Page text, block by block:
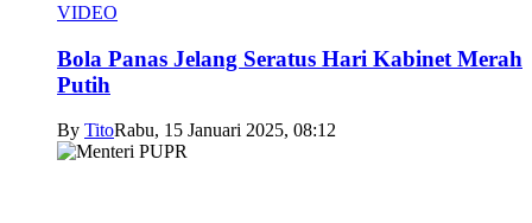
VIDEO
Bola Panas Jelang Seratus Hari Kabinet Merah
Putih
By TitoRabu, 15 Januari 2025, 08:12